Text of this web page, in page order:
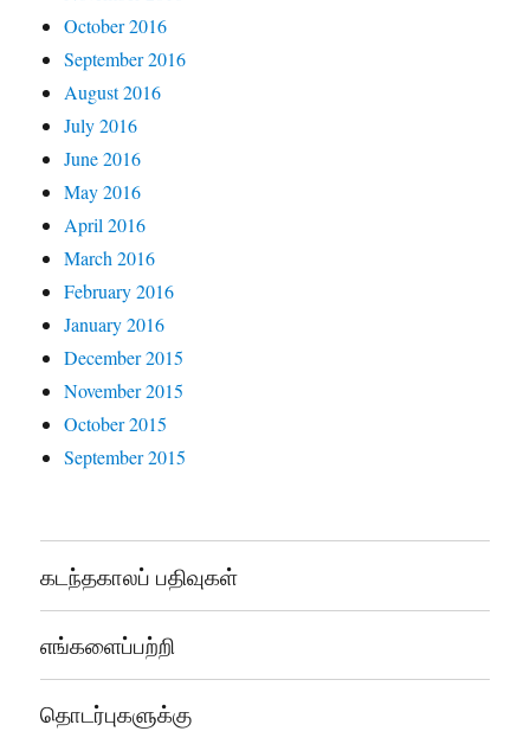
October 2016
September 2016
August 2016
July 2016
June 2016
May 2016
April 2016
March 2016
February 2016
January 2016
December 2015
November 2015
October 2015
September 2015
கடந்தகாலப் பதிவுகள்
எங்களைப்பற்றி
தொடர்புகளுக்கு